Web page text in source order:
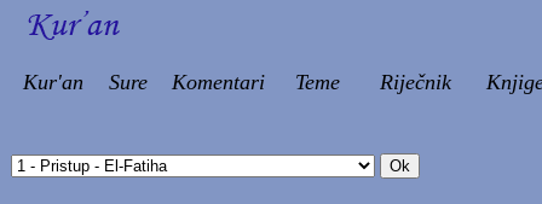
Kur'an Sure Komentari Teme Riječnik